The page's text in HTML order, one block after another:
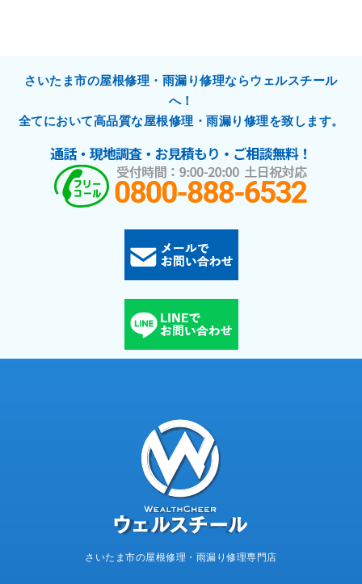
さいたま市の屋根修理・雨漏り修理ならウェルスチール
へ！
全てにおいて高品質な屋根修理・雨漏り修理を致します。
さいたま市の屋根修理・雨漏り修理専門店